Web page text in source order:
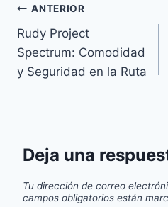
Navegación
de
entradas
ANTERIOR
Rudy Project
Spectrum: Comodidad
y Seguridad en la Ruta
Deja una
Tu dirección de correo
campos obligatorios están